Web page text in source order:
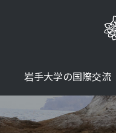
岩手大学の国際交流